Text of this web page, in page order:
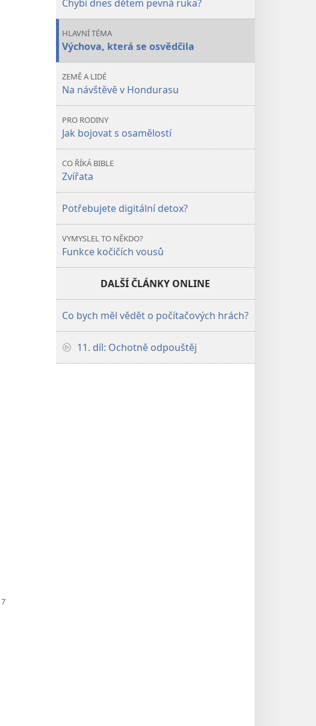
dětem
ruka?ruka?
Chybí dnes dětem pevná ruka?
HLAVNÍ TÉMA
Výchova, která se osvědčila
ZEMĚ A LIDÉ
Na návštěvě v Hondurasu
PRO RODINY
Jak bojovat s osamělostí
CO ŘÍKÁ BIBLE
Zvířata
Potřebujete digitální detox?
VYMYSLEL TO NĚKDO?
Funkce kočičích vousů
DALŠÍ ČLÁNKY ONLINE
Co bych měl vědět o počítačových hrách?
11. díl: Ochotně odpouštěj